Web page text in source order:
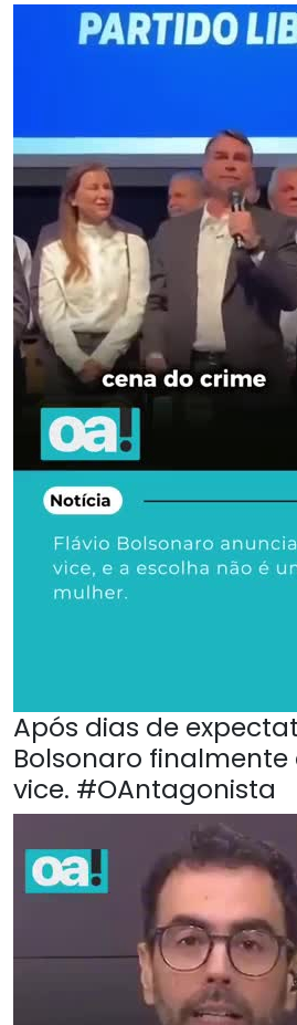
Após dias de
Bolsonaro
vice. #OAntagonista